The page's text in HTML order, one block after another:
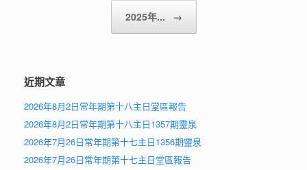
2025年... →
近期文章
2026年8月2日常年期第十八主日堂區報告
2026年8月2日常年期第十八主日1357期靈泉
2026年7月26日常年期第十七主日1356期靈泉
2026年7月26日常年期第十七主日堂區報告